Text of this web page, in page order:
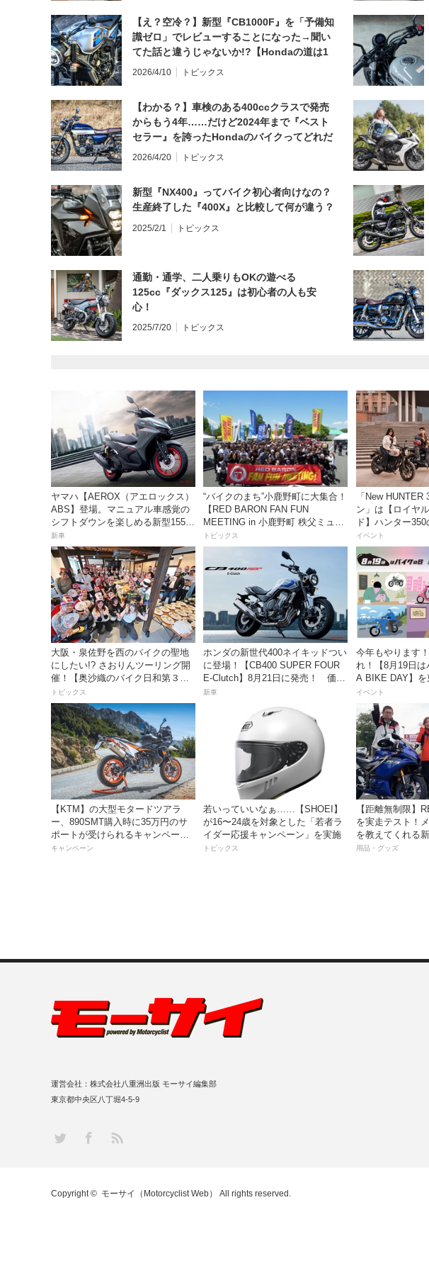
【え？空冷？】新型『CB1000F』を「予備知
識ゼロ」でレビューすることになった→聞い
てた話と違うじゃないか!?【Hondaの道は1
日にしてならず／CB1000F ①第一印象 編】
2026/4/10 トピックス
【わかる？】車検のある400ccクラスで発売
からもう4年……だけど2024年まで『ベスト
セラー』を誇ったHondaのバイクってどれだ
と思う？
2026/4/20 トピックス
新型『NX400』ってバイク初心者向けなの？
生産終了した『400X』と比較して何が違う？
2025/2/1 トピックス
通勤・通学、二人乗りもOKの遊べる
125cc『ダックス125』は初心者の人も安
心！
2025/7/20 トピックス
ヤマハ【AEROX（アエロックス）
ABS】登場。マニュアル車感覚の
シフトダウンを楽しめる新型155cc
スポーツスクーター8月31日発売。
価格48万1800円
新車
“バイクのまち”小鹿野町に大集合！
【RED BARON FAN FUN
MEETING in 小鹿野町 秩父ミュー
ズパーク】
トピックス
「New
ン」は【ロイヤ
ド】ハンター350
るチャンス！
イベント
大阪・泉佐野を西のバイクの聖地
にしたい!? さおりんツーリング開
催！【奥沙織のバイク日和第３
回】
トピックス
ホンダの新世代400ネイキッドつい
に登場！【CB400 SUPER FOUR
E-Clutch】8月21日に発売！ 価格
99万8800円
新車
今年もやります
れ！【8月19日
A BIKE DAY】
催！
イベント
【KTM】の大型モタードツアラ
ー、890SMT購入時に35万円のサ
ポートが受けられるキャンペーン
を実施中！
キャンペーン
若いっていいなぁ……【SHOEI】
が16〜24歳を対象とした「若者ラ
イダー応援キャンペーン」を実施
トピックス
【距離無制限】RESO
を実走テスト！
を教えてくれる
っちゃ便利な３
用品・グッズ
運営会社：株式会社八重洲出版 モーサイ編集部
東京都中央区八丁堀4-5-9
Twitter Facebook
RSS
Copyright © モーサイ（Motorcyclist Web） All rights reserved.